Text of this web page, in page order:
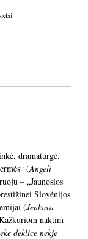
dramaturgė.
(Angeli
– „Jaunosios
Slovėnijos
(Jenkova
naktim
deklice nekje